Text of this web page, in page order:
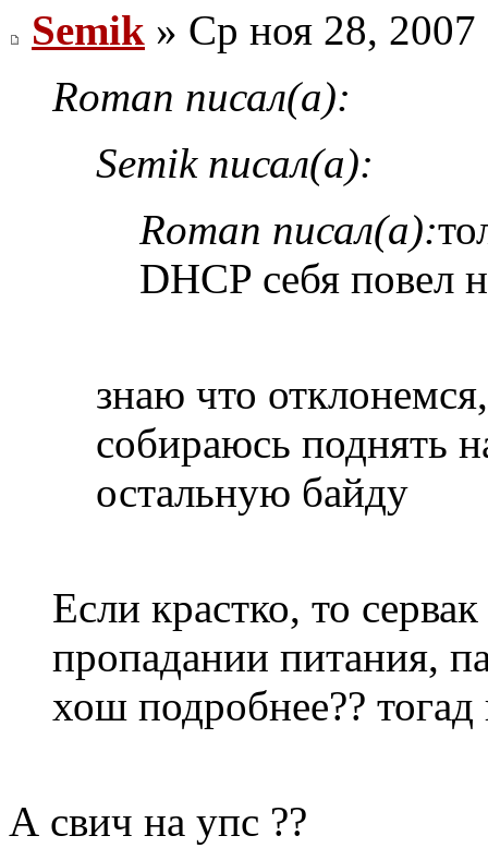
Semik » Ср ноя 28, 2007
Roman писал(а):
Semik писал(а):
Roman писал(а):
DHCP себя повел
знаю что
собираюсь поднять
остальную байду
Если крастко, то
пропадании питания,
хош подробнее??
А свич на упс ??